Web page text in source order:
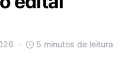
5 minutos de leitura